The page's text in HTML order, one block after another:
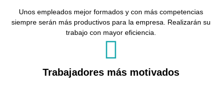
Unos empleados mejor formados y con más competencias
siempre serán más productivos para la empresa. Realizarán su
trabajo con mayor eficiencia.
Trabajadores más motivados